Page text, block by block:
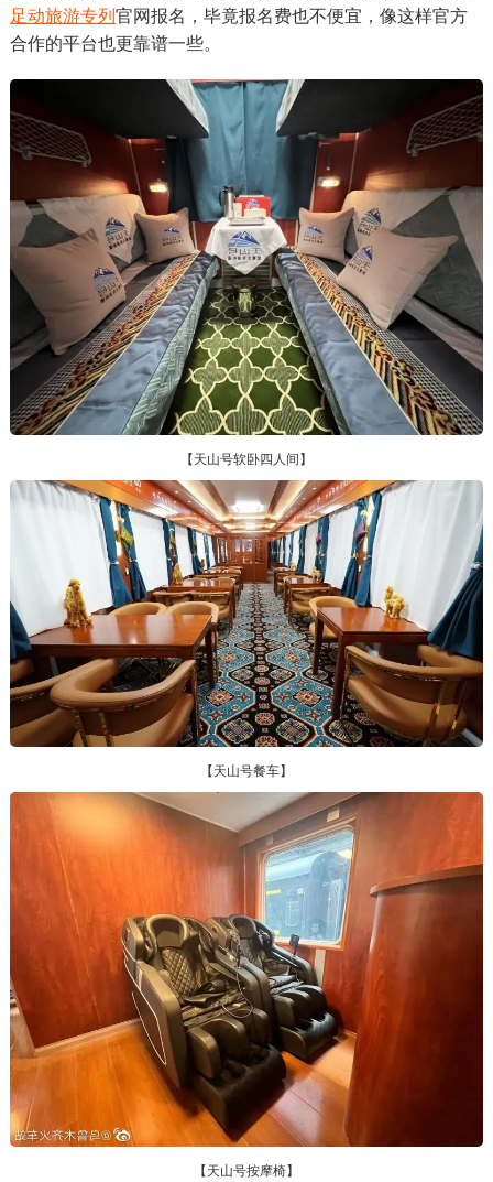
足动旅游专列 官网报名，毕竟报名费也不便宜，像这样官方
合作的平台也更靠谱一些。
【天山号软卧四人间】
【天山号餐车】
【天山号按摩椅】